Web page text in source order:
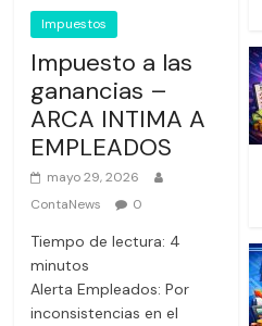
Impuestos
Impuesto a las
ganancias –
ARCA INTIMA A
EMPLEADOS
mayo 29, 2026
ContaNews
0
Tiempo de lectura: 4
minutos
Alerta Empleados: Por
inconsistencias en el